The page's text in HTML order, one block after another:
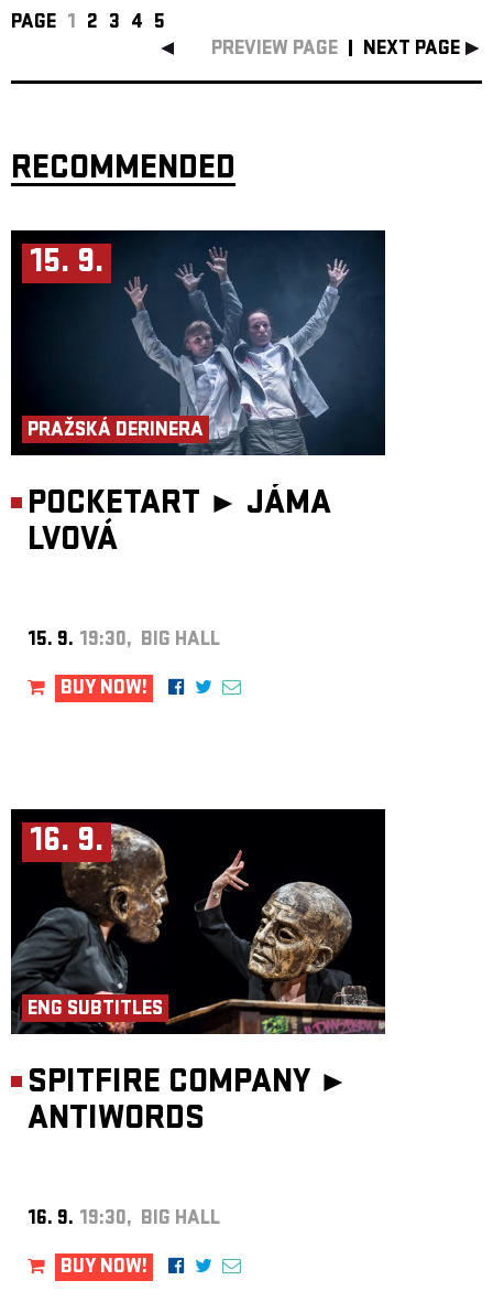
PAGE 1 2 3 4 5
PREVIEW PAGE
NEXT PAGE
RECOMMENDED
15. 9.
PRAŽSKÁ DERINERA
POCKETART ► JÁMA
LVOVÁ
15. 9. 19:30, BIG HALL
BUY NOW!
16. 9.
ENG SUBTITLES
SPITFIRE COMPANY ►
ANTIWORDS
16. 9. 19:30, BIG HALL
BUY NOW!